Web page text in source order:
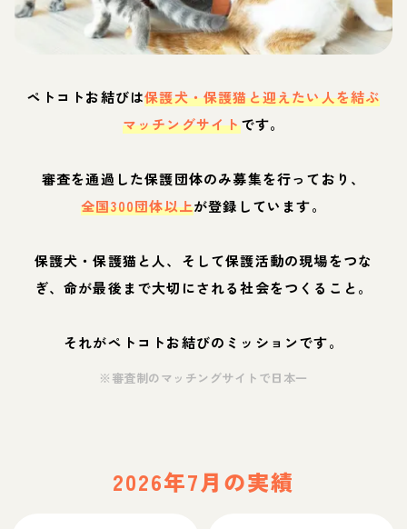
ペトコトお結びは保護犬・保護猫と迎えたい人を結ぶ
マッチングサイトです。
審査を通過した保護団体のみ募集を行っており、
全国300団体以上が登録しています。
保護犬・保護猫と人、そして保護活動の現場をつな
ぎ、命が最後まで大切にされる社会をつくること。
それがペトコトお結びのミッションです。
※審査制のマッチングサイトで日本一
2026年7月の実績